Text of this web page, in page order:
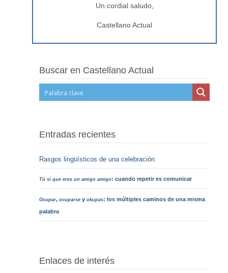
Un cordial saludo,
Castellano Actual
Buscar en Castellano Actual
Entradas recientes
Rasgos lingüísticos de una celebración
Tú sí que eres un amigo amigo: cuando repetir es comunicar
Ocupar,ocuparse yokupas: los múltiples caminos de una misma
palabra
Enlaces de interés